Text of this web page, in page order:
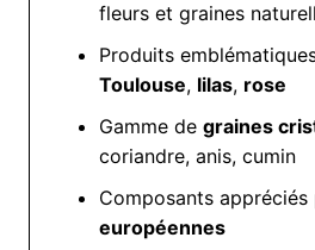
fleurs et graines
Produits
Toulouse, lilas, rose
Gamme de graines
coriandre, anis, cumin
Composants appréciés
européennes